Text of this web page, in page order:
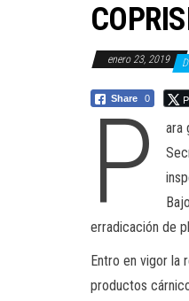
enero 23, 2019
Share 0
P
ara
erradicación de
Entro en vigor la
productos